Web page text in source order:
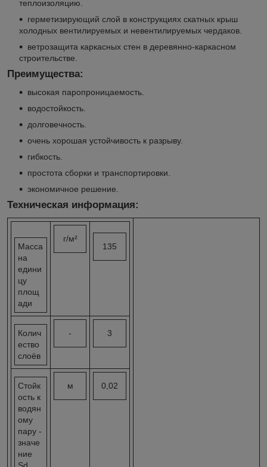
теплоизоляцию.
герметизирующий слой в конструкциях скатных крыш
холодных вентилируемых и невентилируемых чердаков.
ветрозащита каркасных стен в деревянно-каркасном
строительстве.
Преимущества:
высокая паропроницаемость.
водостойкость.
долговечность.
очень хорошая устойчивость к разрыву.
гибкость.
простота сборки и транспортировки.
экономичное решение.
Техническая информация:
Масса
на
едини
цу
площ
ади
г/м²
135
Колич
ество
слоёв
- 3
Стойк
ость к
водян
ому
пару -
значе
ние
Sd
м 0,02